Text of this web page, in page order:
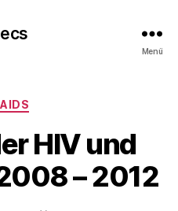
Menü
Kategorien
HIV und
– 2012